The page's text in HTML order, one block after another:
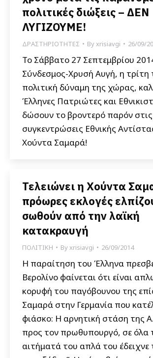
πολιτικές διώξεις – ΔΕΝ
ΛΥΓΙΖΟΥΜΕ!
ΔΡΑΣΤΗΡΙΟΤΗΤΕΣ Byxrisiavgi 26/09/
Το Σάββατο 27 Σεπτεμβρίου
Σύνδεσμος-Χρυσή Αυγή, η τρίτη
πολιτική δύναμη της χώρας,
Έλληνες Πατριώτες και
δώσουν το βροντερό παρόν στις
συγκεντρώσεις Εθνικής
Χούντα Σαμαρά!
Τελειώνει η Χούντα
πρόωρες εκλογές
σωθούν από την λαϊκή
κατακραυγή
ΠΟΛΙΤΙΚΗ Byxrisiavgi 26/09/2014
Η παραίτηση του Έλληνα
Βερολίνο φαίνεται ότι είναι
κορυφή του παγόβουνου της
Σαμαρά στην Γερμανία που
φιάσκο: Η αρνητική στάση της
προς τον πρωθυπουργό, σε όλα
αιτήματά του απλά του έδειχνε